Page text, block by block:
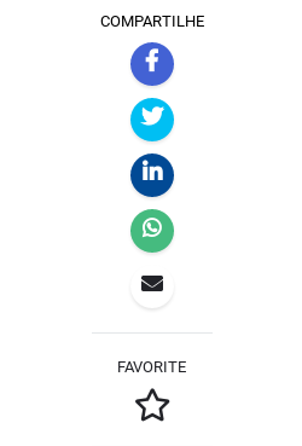
COMPARTILHE
FAVORITE